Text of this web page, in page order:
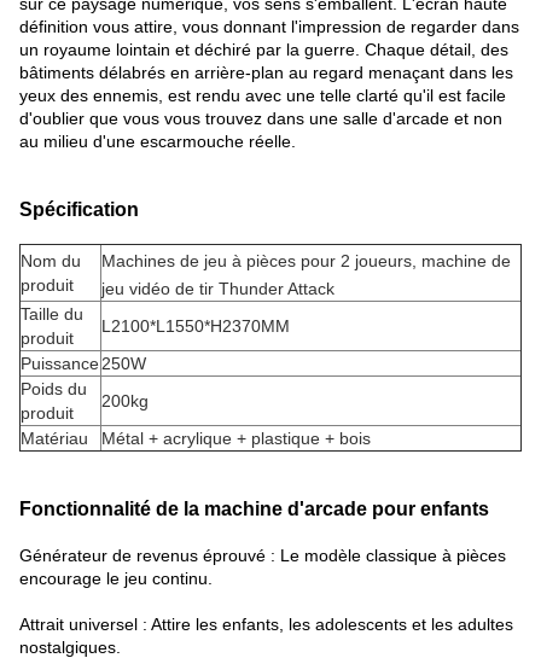
définition vous attire, vous donnant l'impression de regarder dans
un royaume lointain et déchiré par la guerre. Chaque détail, des
bâtiments délabrés en arrière-plan au regard menaçant dans les
yeux des ennemis, est rendu avec une telle clarté qu'il est facile
d'oublier que vous vous trouvez dans une salle d'arcade et non
au milieu d'une escarmouche réelle.
Spécification
Nom du
produit
Machines de jeu à pièces pour 2 joueurs, machine de
jeu vidéo de tir Thunder Attack
Taille du
produit
L2100*L1550*H2370MM
Puissance250W
Poids du
produit
200kg
Matériau
Métal + acrylique + plastique + bois
Fonctionnalité de la machine d'arcade pour enfants
Générateur de revenus éprouvé : Le modèle classique à pièces
encourage le jeu continu.
Attrait universel : Attire les enfants, les adolescents et les adultes
nostalgiques.